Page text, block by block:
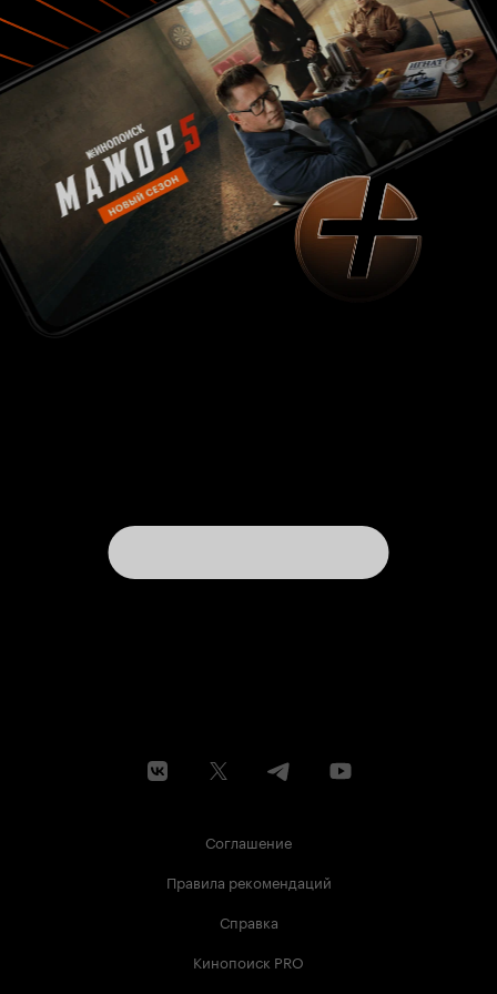
отсылка к самому себе. Гордец. И понравилась
мотивация к ПиФи изМатрицы. Похоже
персонаж президента истинный фанат Нео.
: смешная, в меру драматичная,
но больше весёлая история одного
неудачника, воспитывающий других
неудачников, которые становятся
победителями не только на поле, но и в жизни.
Соглашение
Правила рекомендаций
Справка
Кинопоиск PRO